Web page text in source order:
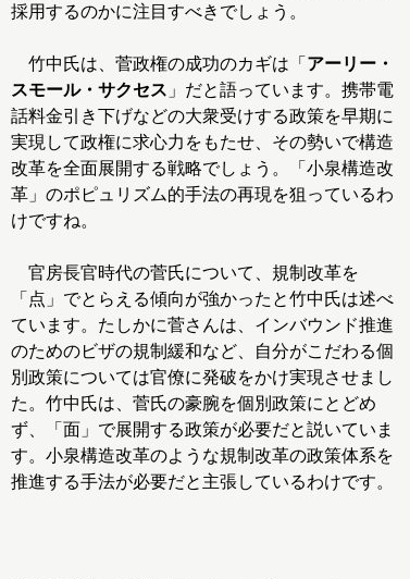
採用するのかに注目すべきでしょう。
竹中氏は、菅政権の成功のカギは「 アーリー・
スモール・サクセス 」だと語っています。携帯電
話料金引き下げなどの大衆受けする政策を早期に
実現して政権に求心力をもたせ、その勢いで構造
改革を全面展開する戦略でしょう。「小泉構造改
革」のポピュリズム的手法の再現を狙っているわ
けですね。
官房長官時代の菅氏について、規制改革を
「点」でとらえる傾向が強かったと竹中氏は述べ
ています。たしかに菅さんは、インバウンド推進
のためのビザの規制緩和など、自分がこだわる個
別政策については官僚に発破をかけ実現させまし
た。竹中氏は、菅氏の豪腕を個別政策にとどめ
ず、「面」で展開する政策が必要だと説いていま
す。小泉構造改革のような規制改革の政策体系を
推進する手法が必要だと主張しているわけです。